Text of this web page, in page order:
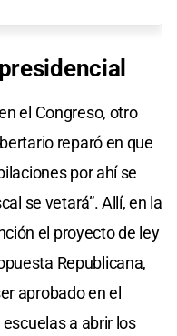
el Congreso, otro
reparó en que
por ahí se
se vetará”. Allí, en la
el proyecto de ley
Republicana,
aprobado en el
a abrir los